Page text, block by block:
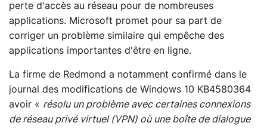
perte d'accès au réseau pour de nombreuses
applications. Microsoft promet pour sa part de
corriger un problème similaire qui empêche des
applications importantes d'être en ligne.
La firme de Redmond a notamment confirmé dans le
journal des modifications de Windows 10 KB4580364
avoir « résolu un problème avec certaines connexions
de réseau privé virtuel (VPN) où une boîte de dialogue